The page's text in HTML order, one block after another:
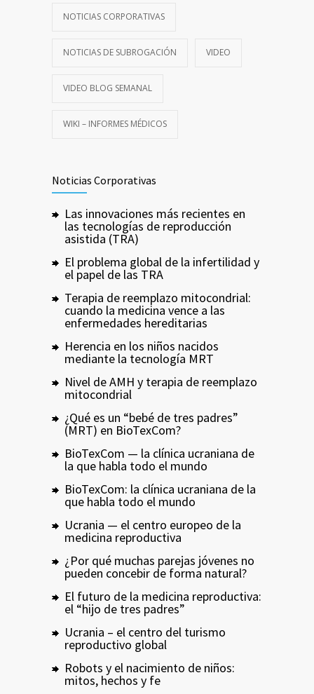
NOTICIAS CORPORATIVAS
NOTICIAS DE SUBROGACIÓN VIDEO
VIDEO BLOG SEMANAL
WIKI – INFORMES MÉDICOS
Noticias Corporativas
Las innovaciones más recientes en
las tecnologías de reproducción
asistida (TRA)
El problema global de la infertilidad y
el papel de las TRA
Terapia de reemplazo mitocondrial:
cuando la medicina vence a las
enfermedades hereditarias
Herencia en los niños nacidos
mediante la tecnología MRT
Nivel de AMH y terapia de reemplazo
mitocondrial
¿Qué es un “bebé de tres padres”
(MRT) en BioTexCom?
BioTexCom — la clínica ucraniana de
la que habla todo el mundo
BioTexCom: la clínica ucraniana de la
que habla todo el mundo
Ucrania — el centro europeo de la
medicina reproductiva
¿Por qué muchas parejas jóvenes no
pueden concebir de forma natural?
El futuro de la medicina reproductiva:
el “hijo de tres padres”
Ucrania – el centro del turismo
reproductivo global
Robots y el nacimiento de niños:
mitos, hechos y fe